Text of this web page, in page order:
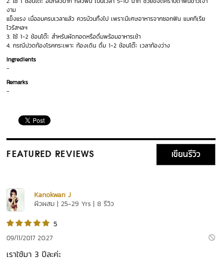
งาม
แข็งแรง เมื่ออมครบเวลาแล้ว ควรบ้วนทิ้งไป เพราะมีเศษอาหารจากซอกฟัน แบคทีเรีย
ไวรัสฯลฯ
3. ใช้ 1-2 ช้อนโต๊ะ สำหรับผัดทอดหรือดื่มพร้อมอาหารเช้า
4. กรณีปวดท้องโรคกระเพาะ ท้องเดิน ดื่ม 1-2 ช้อนโต๊ะ เวลาท้องว่าง
Ingredients
-
Remarks
-
FEATURED REVIEWS เขียนรีวิว
Kanokwan J
ผิวผสม | 25-29 Yrs | 8 รีวิว
5
09/11/2017 20:27
เราใช้มา 3 ปีละค่ะ